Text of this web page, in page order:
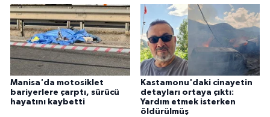
Manisa'da motosiklet
bariyerlere çarptı, sürücü
hayatını kaybetti
Kastamonu'daki cinayetin
detayları ortaya çıktı:
Yardım etmek isterken
öldürülmüş